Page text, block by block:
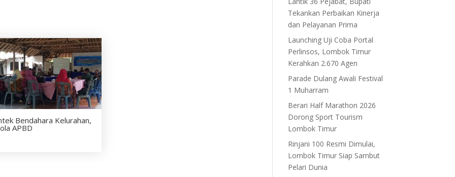
Bendahara Kelurahan,
APBD
Tekankan Perbaikan Kinerja
dan Pelayanan Prima
Launching Uji Coba Portal
Perlinsos, Lombok Timur
Kerahkan 2.670 Agen
Parade Dulang Awali Festival
1 Muharram
Berari Half Marathon 2026
Dorong Sport Tourism
Lombok Timur
Rinjani 100 Resmi Dimulai,
Lombok Timur Siap Sambut
Pelari Dunia